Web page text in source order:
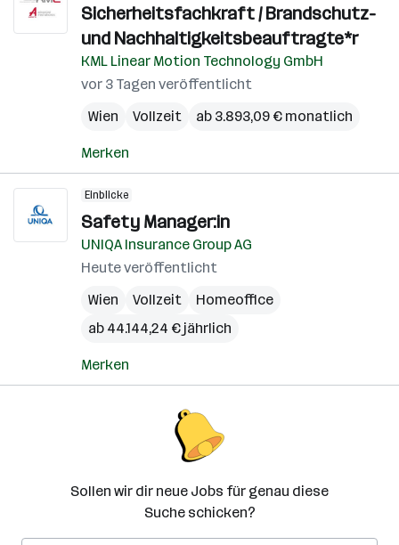
Sicherheitsfachkraft / Brandschutz-
und Nachhaltigkeitsbeauftragte*r
KML Linear Motion Technology GmbH
vor 3 Tagen veröffentlicht
Wien
Vollzeit ab 3.893,09 € monatlich
Merken
Einblicke
Safety Manager:in
UNIQA Insurance Group AG
Heute veröffentlicht
Wien
Vollzeit
Homeoffice
ab 44.144,24 € jährlich
Merken
Sollen wir dir neue Jobs für genau diese
Suche schicken?